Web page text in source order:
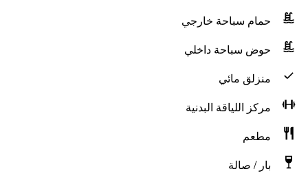
حمام سباحة خارجي
حوض سباحة داخلي
منزلق مائي
مركز اللياقة البدنية
مطعم
بار / صالة